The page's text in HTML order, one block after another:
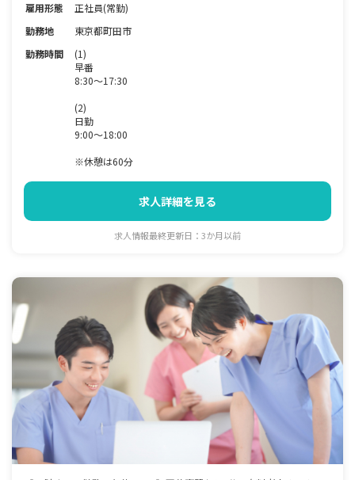
雇用形態
正社員(常勤)
勤務地
東京都町田市
勤務時間
(1)
早番
8:30～17:30
(2)
日勤
9:00～18:00
※休憩は60分
求人詳細を見る
求人情報最終更新日：3か月以前